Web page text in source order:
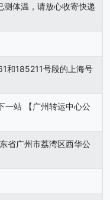
体温，请放心收寄快递
和185211号段的上海号
一站 【广州转运中心公
省广州市荔湾区西华公